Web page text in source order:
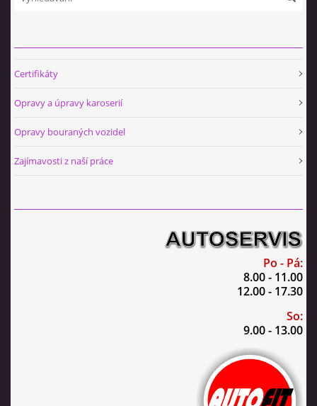
Certifikáty
Opravy a úpravy karoserií
Opravy bouraných vozidel
Zajímavosti z naší práce
Po - Pá:
8.00 - 11.00
12.00 - 17.30
So:
9.00 - 13.00